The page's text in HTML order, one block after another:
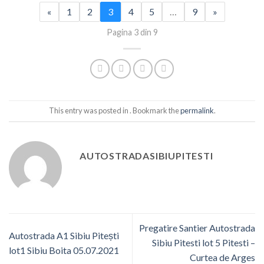
« 1 2 3 4 5 9 »
Pagina 3 din 9
This entry was posted in . Bookmark thepermalink.
AUTOSTRADASIBIUPITESTI
Autostrada A1 Sibiu Pitești
lot1 Sibiu Boita 05.07.2021
Pregatire Santier Autostrada
Sibiu Pitesti lot 5 Pitesti –
Curtea de Arges